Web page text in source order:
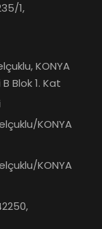
1,
KONYA
Blok 1. Kat
KONYA
KONYA